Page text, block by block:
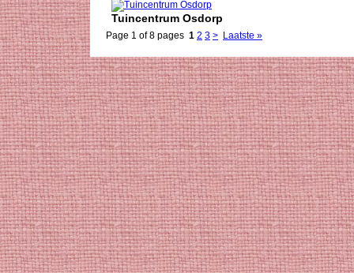
Tuincentrum Osdorp
Page 1 of 8 pages 1 2 3 > Laatste »